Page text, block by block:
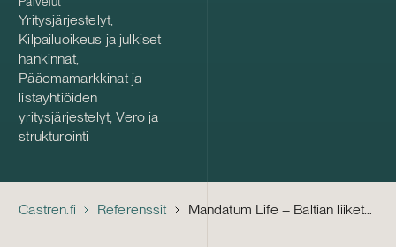
Yritysjärjestelyt,
Kilpailuoikeus ja julkiset
hankinnat,
Pääomamarkkinat ja
listayhtiöiden
yritysjärjestelyt,Vero ja
strukturointi
Castren.fi Referenssit Mandatum Life – Baltian liiketoimintojen myynti